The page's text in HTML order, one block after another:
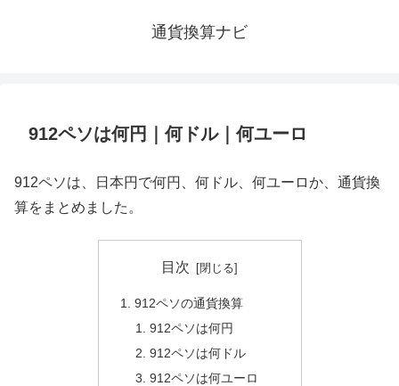
通貨換算ナビ
912ペソは何円｜何ドル｜何ユーロ
912ペソは、日本円で何円、何ドル、何ユーロか、通貨換
算をまとめました。
目次
912ペソの通貨換算
912ペソは何円
912ペソは何ドル
912ペソは何ユーロ